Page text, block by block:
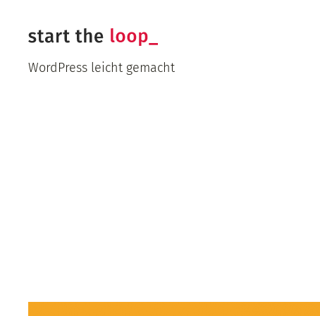
Inhalt
WordPress leicht gemacht